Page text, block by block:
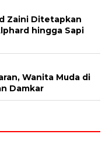
Zaini Ditetapkan
hingga Sapi
Wanita Muda di
Damkar